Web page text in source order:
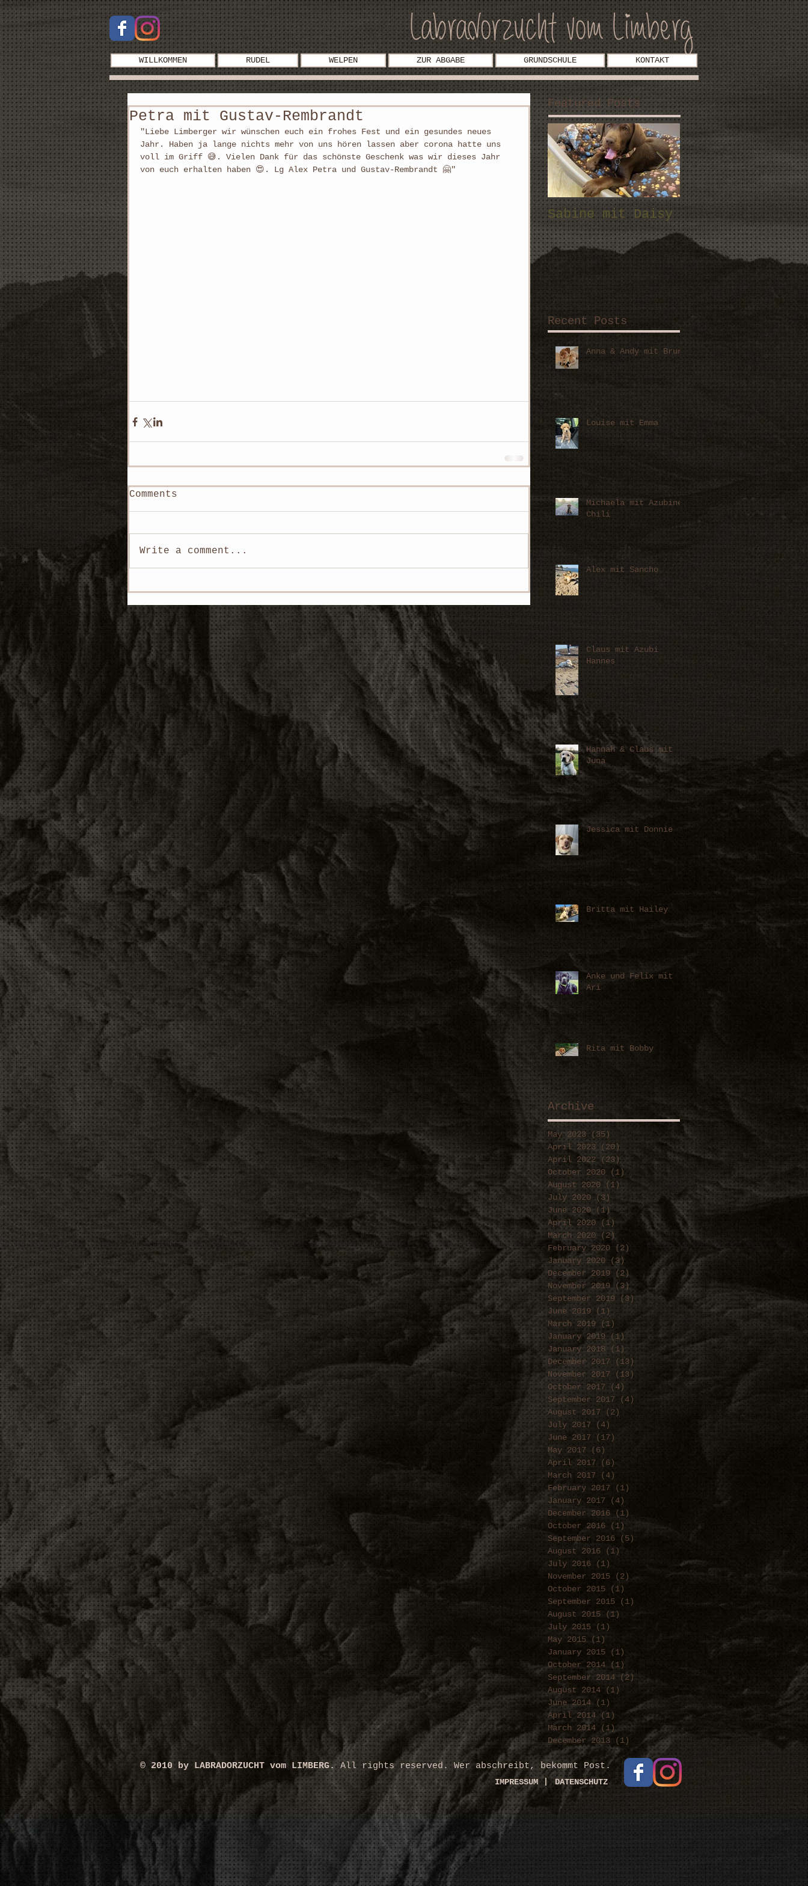
WILLKOMMEN RUDEL WELPEN ZUR ABGABE GRUNDSCHULE KONTAKT
Petra mit Gustav-Rembrandt
"Liebe Limberger wir wünschen euch ein frohes Fest und ein gesundes neues
Jahr. Haben ja lange nichts mehr von uns hören lassen aber corona hatte uns
voll im Griff 😅. Vielen Dank für das schönste Geschenk was wir dieses Jahr
von euch erhalten haben 😍. Lg Alex Petra und Gustav-Rembrandt 🤗"
Comments
Write a comment...
Featured Posts
Sabine mit Daisy
Fam. Stock mit
Malou
Recent Posts
Anna & Andy mit Bruno
Louise mit Emma
Michaela mit Azubine
Chili
Alex mit Sancho
Claus mit Azubi
Hannes
Hannah & Claus mit
Juna
Jessica mit Donnie
Britta mit Hailey
Anke und Felix mit
Ari
Rita mit Bobby
Archive
May 2023 (35)
April 2023
(20) 20 posts
April 2022
(23) 23 posts
October 2020
(1)
August 2020
(1)
July 2020
(3)
3 posts
June 2020
(1) 1 post
April 2020
(1)1 post
March 2020
(2)2 posts
February 2020
(2)
January 2020
(3)
3 posts
December 2019
(2)
2 posts
November 2019
(3) 3 posts
September 2019
(3)
3 posts
June 2019
(1)
1 post
March 2019
(1)
1 post
January 2019
(1)1 post
January 2018
(1)1 post
December 2017
(13)
November 2017
(13)
October 2017
(4)
September 2017
(4)
August 2017
(2)
July 2017
(4)
June 2017
(17)
May 2017
(6)
April 2017
(6)
March 2017
(4)
February 2017
(1)
January 2017
(4)
December 2016
(1)
October 2016
(1)
September 2016
(5)
August 2016
(1)
July 2016
(1)
November 2015
(2) 2 posts
October 2015
(1)
September 2015
(1)
August 2015
(1)
1 post
July 2015
(1)
May 2015
(1)
January 2015
(1)
October 2014
(1)
September 2014
(2)
August 2014
(1)
June 2014
(1)
April 2014
(1)
1 post
March 2014
(1)1 post
December 2013
(1) 1 post
© 2010 by LABRADORZUCHT vom LIMBERG.All rights reserved. Wer abschreibt, bekommt Post.
IMPRESSUM DATENSCHUTZ